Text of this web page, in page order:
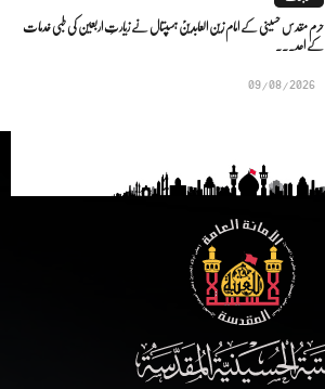
حرم مقدس حسینی کے امام زین العابدینؑ ہسپتال نے زیارتِ اربعین کی طبی خدمات
کے اعد...
09/08/2026